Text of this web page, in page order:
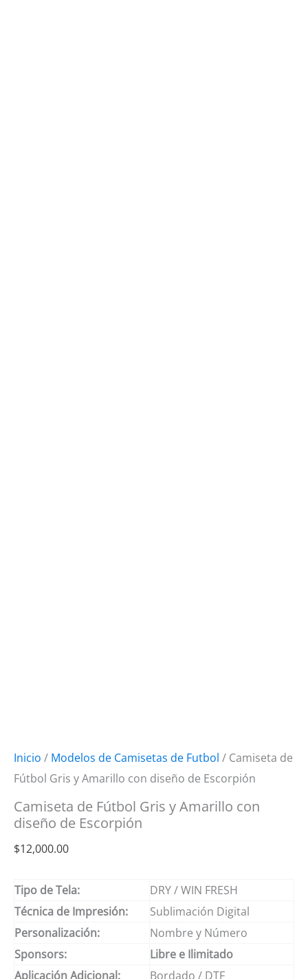
Inicio / Modelos de Camisetas de Futbol / Camiseta de
Fútbol Gris y Amarillo con diseño de Escorpión
Camiseta de Fútbol Gris y Amarillo con
diseño de Escorpión
$12,000.00
Tipo de Tela:
DRY / WIN FRESH
Técnica de Impresión:
Sublimación Digital
Personalización:
Nombre y Número
Sponsors:
Libre e Ilimitado
Aplicación Adicional:
Bordado / DTF